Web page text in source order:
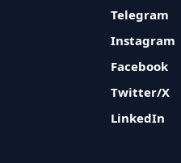
Telegram
Instagram
Facebook
Twitter/X
LinkedIn